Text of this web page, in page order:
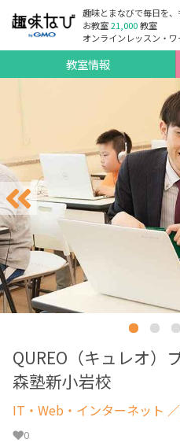
趣味とまなびで毎日を、
お教室21,000教室
オンラインレッスン・
教室情報
QUREO（キュレオ）
森塾新小岩校
IT・Web・インターネット
0